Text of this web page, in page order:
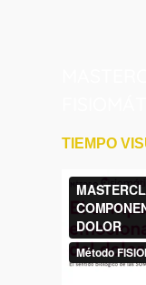
TIEMPO